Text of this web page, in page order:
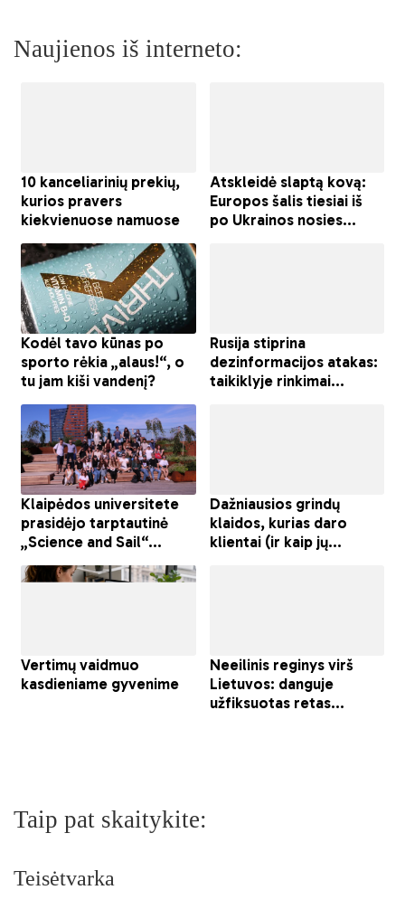
Naujienos iš interneto:
Taip pat skaitykite:
Teisėtvarka